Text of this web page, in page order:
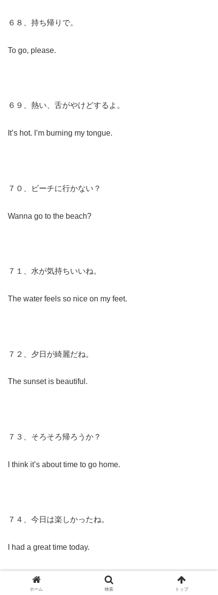
６８、持ち帰りで。
To go, please.
６９、熱い、舌がやけどするよ。
It’s hot. I’m burning my tongue.
７０、ビーチに行かない？
Wanna go to the beach?
７１、水が気持ちいいね。
The water feels so nice on my feet.
７２、夕日が綺麗だね。
The sunset is beautiful.
７３、そろそろ帰ろうか？
I think it’s about time to go home.
７４、今日は楽しかったね。
I had a great time today.
ホーム 検索 トップ